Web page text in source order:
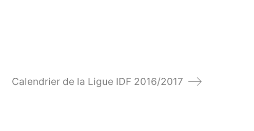
Calendrier de la Ligue IDF 2016/2017